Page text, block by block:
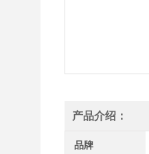
产品介绍：
品牌